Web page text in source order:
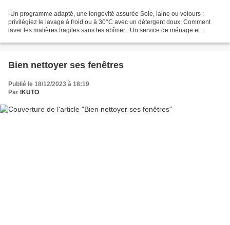
-Un programme adapté, une longévité assurée Soie, laine ou velours :
privilégiez le lavage à froid ou à 30°C avec un détergent doux. Comment
laver les matières fragiles sans les abîmer : Un service de ménage et
Bien nettoyer ses fenêtres
Publié le 18/12/2023 à 18:19
Par IKUTO